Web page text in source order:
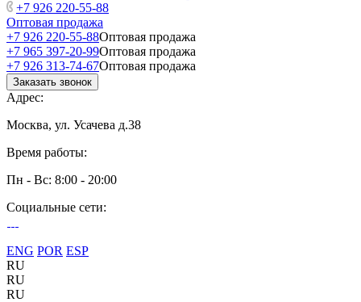
+7 926 220-55-88
Оптовая продажа
+7 926 220-55-88Оптовая продажа
+7 965 397-20-99Оптовая продажа
+7 926 313-74-67Оптовая продажа
Заказать звонок
Адрес:
Москва, ул. Усачева д.38
Время работы:
Пн - Вс: 8:00 - 20:00
Социальные сети:
ENG POR ESP
RU
RU
RU